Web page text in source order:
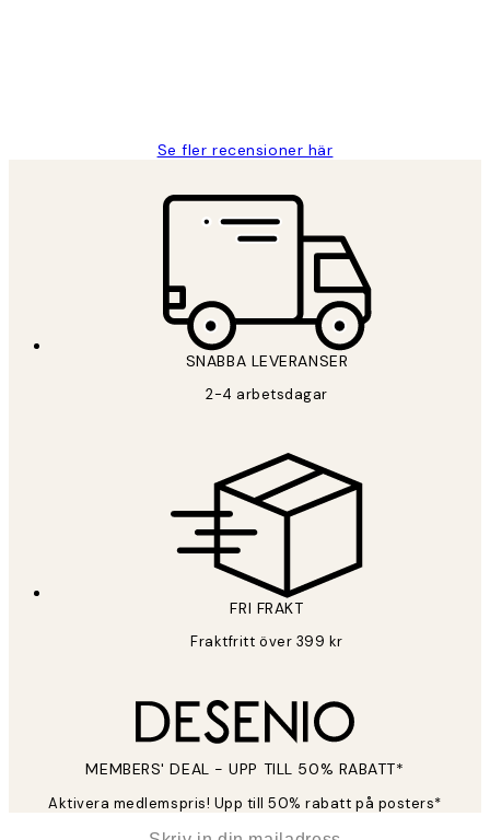
Se fler recensioner här
SNABBA LEVERANSER
2-4 arbetsdagar
FRI FRAKT
Fraktfritt över 399 kr
MEMBERS' DEAL - UPP TILL 50% RABATT*
Aktivera medlemspris! Upp till 50% rabatt på posters*